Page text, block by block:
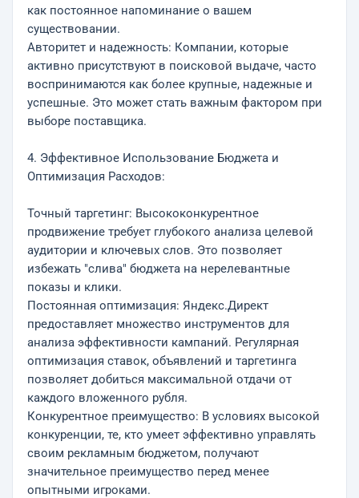
как постоянное напоминание о вашем
существовании.
Авторитет и надежность: Компании, которые
активно присутствуют в поисковой выдаче, часто
воспринимаются как более крупные, надежные и
успешные. Это может стать важным фактором при
выборе поставщика.
4. Эффективное Использование Бюджета и
Оптимизация Расходов:
Точный таргетинг: Высококонкурентное
продвижение требует глубокого анализа целевой
аудитории и ключевых слов. Это позволяет
избежать "слива" бюджета на нерелевантные
показы и клики.
Постоянная оптимизация: Яндекс.Директ
предоставляет множество инструментов для
анализа эффективности кампаний. Регулярная
оптимизация ставок, объявлений и таргетинга
позволяет добиться максимальной отдачи от
каждого вложенного рубля.
Конкурентное преимущество: В условиях высокой
конкуренции, те, кто умеет эффективно управлять
своим рекламным бюджетом, получают
значительное преимущество перед менее
опытными игроками.